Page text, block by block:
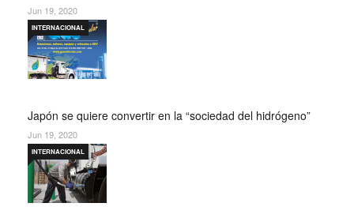
Jun 19, 2020
Japón se quiere convertir en la “sociedad del hidrógeno”
INTERNACIONAL
Jun 19, 2020
INTERNACIONAL